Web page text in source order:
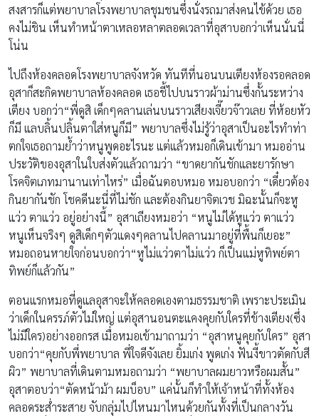
สงสารก็แต่พยาบาลโรงพยาบาลชุมชนซึ่งนั่งรถมาส่งคนไข้ด้วย เธอ
คงไม่ชิน เห็นทำหน้าตาเหลอหลาตลอดเวลาที่อุสาบอกว่าเห็นนั่นนี่
โน่น
ไปถึงห้องคลอดโรงพยาบาลจังหวัด ทันทีที่นอนบนเตียงห้องรอคลอด
อุสาก็สะกิดพยาบาลห้องคลอด เธอชี้ไปบนราวผ้าม่านซึ่งกั้นระหว่าง
เตียง บอกว่า“พี่ดูสิ เด็กๆคลานเล่นบนราวเสียงเจี๊ยวจ๊าวเลย ที่ห้อยหัว
ก็มี แลบลิ้นปลิ้นตาใส่หนูก็มี” พยาบาลซึ่งไม่รู้ว่าอุสาเป็นอะไรทำท่า
ตกใจเธอถามย้ำว่าหนูพูดอะไรนะ แต่แล้วหมอก็เดินเข้ามา หมออ่าน
ประวัติของอุสาในใบส่งตัวแล้วถามว่า “ขาดยากันชักและยารักษา
โรคจิตเภทมานานเท่าไหร่” เมื่อฉันตอบหมอ หมอบอกว่า “เดี๋ยวต้อง
กินยากันชัก โชคดีนะนี่ที่ไม่ชัก และต้องกินยาจิตเวช มิฉะนั้นก็จะหู
แว่ว ตาแว่ว อยู่อย่างนี้” อุสาเถียงหมอว่า “หนูไม่ได้หูแว่ว ตาแว่ว
หนูเห็นจริงๆ ดูสิเด็กๆตัวแดงๆคลานไปคลานมาอยู่ที่พื้นก็เยอะ”
หมอถอนหายใจก่อนบอกว่า“หูไม่แว่วตาไม่แว่ว ก็เป็นแม่หูทิพย์ตา
ทิพย์ก็แล้วกัน”
ตอนแรกหมอที่ดูแลอุสาจะให้คลอดเองตามธรรมชาติ เพราะประเมิน
ว่าเด็กในครรภ์ตัวไม่ใหญ่ แต่อุสานอนตะแคงคุยกับใครที่ข้างเตียง(ซึ่ง
ไม่มีใคร)อย่างออกรส เมื่อหมอเข้ามาถามว่า “อุสาหนูคุยกับใคร” อุสา
บอกว่า“คุยกับพี่พยาบาล พี่ใจดีจังเลย ยิ้มเก่ง พูดเก่ง ฟันงี้ขาวตัดกับสี
ผิว” พยาบาลที่เดินตามหมอถามว่า “พยาบาลผมยาวหรือผมสั้น”
อุสาตอบว่า“ตัดหน้าม้า ผมบ็อบ” แค่นั้นก็ทำให้เจ้าหน้าที่ทั้งห้อง
คลอดระส่ำระสาย จับกลุ่มไปไหนมาไหนด้วยกันทั้งที่เป็นกลางวัน